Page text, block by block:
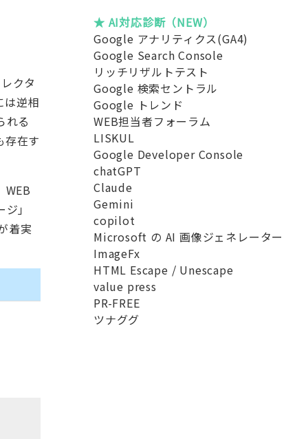
クタ
は逆相
れる
存在す
WEB
」
着実
★ AI対応診断（NEW）
Google アナリティクス(GA4)
Google Search Console
リッチリザルトテスト
Google 検索セントラル
Google トレンド
WEB担当者フォーラム
LISKUL
Google Developer Console
chatGPT
Claude
Gemini
copilot
Microsoft の AI 画像ジェネレーター
ImageFx
HTML Escape / Unescape
value press
PR-FREE
ツナググ